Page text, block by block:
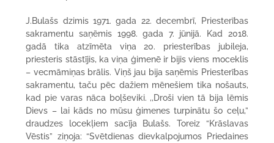
J.Bulašs dzimis 1971. gada 22. decembrī, Priesterības
sakramentu saņēmis 1998. gada 7. jūnijā. Kad 2018.
gadā tika atzīmēta viņa 20. priesterības jubileja,
priesteris stāstījis, ka viņa ģimenē ir bijis viens moceklis
– vecmāmiņas brālis. Viņš jau bija saņēmis Priesterības
sakramentu, taču pēc dažiem mēnešiem tika nošauts,
kad pie varas nāca boļševiki. ,,Droši vien tā bija lēmis
Dievs – lai kāds no mūsu ģimenes turpinātu šo ceļu,”
draudzes locekļiem sacīja Bulašs. Toreiz “Krāslavas
Vēstis” ziņoja: “Svētdienas dievkalpojumos Priedaines